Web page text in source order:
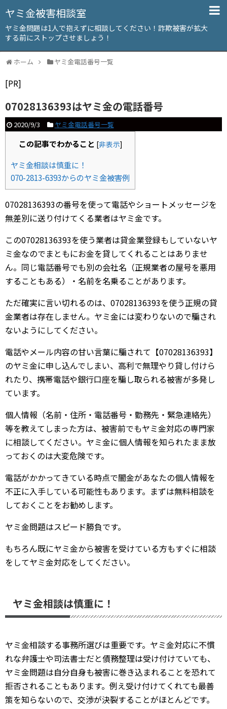
ヤミ金被害相談室
ヤミ金問題は1人で抱えずに相談してください！詐欺被害が拡大
する前にストップさせましょう！
ホーム ヤミ金電話番号一覧
[PR]
07028136393はヤミ金の電話番号
2020/9/3 ヤミ金電話番号一覧
この記事でわかること [非表示]
ヤミ金相談は慎重に！
070-2813-6393からのヤミ金被害例
07028136393の番号を使って電話やショートメッセージを
無差別に送り付けてくる業者はヤミ金です。
この07028136393を使う業者は貸金業登録もしていないヤ
ミ金なのでまともにお金を貸してくれることはありませ
ん。同じ電話番号でも別の会社名（正規業者の屋号を悪用
することもある）・名前を名乗ることがあります。
ただ確実に言い切れるのは、07028136393を使う正規の貸
金業者は存在しません。ヤミ金には変わりないので騙され
ないようにしてください。
電話やメール内容の甘い言葉に騙されて【07028136393】
のヤミ金に申し込んでしまい、高利で無理やり貸し付けら
れたり、携帯電話や銀行口座を騙し取られる被害が多発し
ています。
個人情報（名前・住所・電話番号・勤務先・緊急連絡先）
等を教えてしまった方は、被害前でもヤミ金対応の専門家
に相談してください。ヤミ金に個人情報を知られたまま放
っておくのは大変危険です。
電話がかかってきている時点で闇金があなたの個人情報を
不正に入手している可能性もあります。まずは無料相談を
しておくことをお勧めします。
ヤミ金問題はスピード勝負です。
もちろん既にヤミ金から被害を受けている方もすぐに相談
をしてヤミ金対応をしてください。
ヤミ金相談は慎重に！
ヤミ金相談する事務所選びは重要です。ヤミ金対応に不慣
れな弁護士や司法書士だと債務整理は受け付けていても、
ヤミ金問題は自分自身も被害に巻き込まれることを恐れて
拒否されることもあります。例え受け付けてくれても最善
策を知らないので、交渉が決裂することがほとんどです。